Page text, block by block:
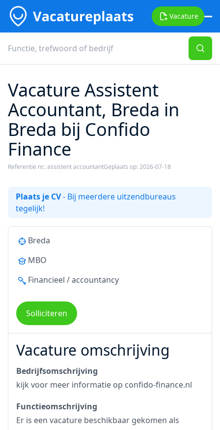
Vacature
Vacature Assistent
Accountant, Breda in
Breda bij Confido
Finance
Referentie nr.: assistent accountantGeplaats op: 2026-07-18
Plaats je CV- Bij meerdere uitzendbureaus
tegelijk!
Breda
MBO
Financieel / accountancy
Solliciteren
Vacature omschrijving
Bedrijfsomschrijving
kijk voor meer informatie op confido-finance.nl
Functieomschrijving
Er is een vacature beschikbaar gekomen als